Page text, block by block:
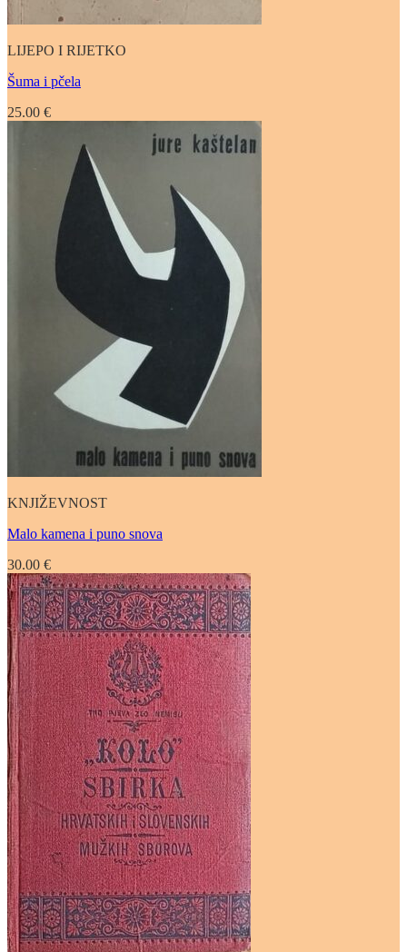
LIJEPO I RIJETKO
Šuma i pčela
25.00 €
KNJIŽEVNOST
Malo kamena i puno snova
30.00 €